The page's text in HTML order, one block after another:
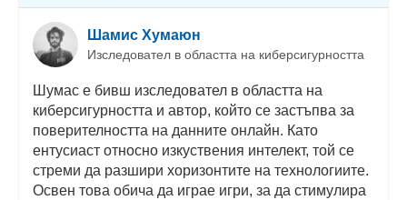
Шамис Хумаюн
Изследовател в областта на киберсигурността
Шумас е бивш изследовател в областта на
киберсигурността и автор, който се застъпва за
поверителността на данните онлайн. Като
ентусиаст относно изкуствения интелект, той се
стреми да разшири хоризонтите на технологиите.
Освен това обича да играе игри, за да стимулира